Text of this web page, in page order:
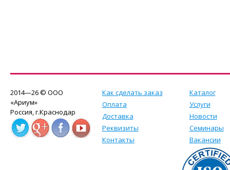
2014—26 © ООО
«Ариум»
Россия, г.Краснодар
Как сделать заказ
Оплата
Доставка
Реквизиты
Контакты
Каталог
Услуги
Новости
Семинары
Вакансии